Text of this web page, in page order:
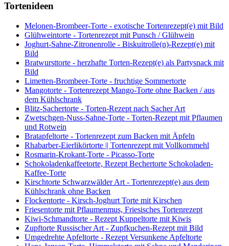
Tortenideen
Melonen-Brombeer-Torte - exotische Tortenrezept(e) mit Bild
Glühweintorte - Tortenrezept mit Punsch / Glühwein
Joghurt-Sahne-Zitronenrolle - Biskuitrolle(n)-Rezept(e) mit
Bild
Bratwursttorte - herzhafte Torten-Rezept(e) als Partysnack mit
Bild
Limetten-Brombeer-Torte - fruchtige Sommertorte
Mangotorte - Tortenrezept Mango-Torte ohne Backen / aus
dem Kühlschrank
Blitz-Sachertorte - Torten-Rezept nach Sacher Art
Zwetschgen-Nuss-Sahne-Torte - Torten-Rezept mit Pflaumen
und Rotwein
Bratapfeltorte - Tortenrezept zum Backen mit Äpfeln
Rhabarber-Eierlikörtorte || Tortenrezept mit Vollkornmehl
Rosmarin-Krokant-Torte - Picasso-Torte
Schokoladenkaffeetorte, Rezept Bechertorte Schokoladen-
Kaffee-Torte
Kirschtorte Schwarzwälder Art - Tortenrezept(e) aus dem
Kühlschrank ohne Backen
Flockentorte - Kirsch-Joghurt Torte mit Kirschen
Friesentorte mit Pflaumenmus, Friesisches Tortenrezept
Kiwi-Schmandtorte - Rezept Kuppeltorte mit Kiwis
Zupftorte Russischer Art - Zupfkuchen-Rezept mit Bild
Umgedrehte Apfeltorte - Rezept Versunkene Apfeltorte